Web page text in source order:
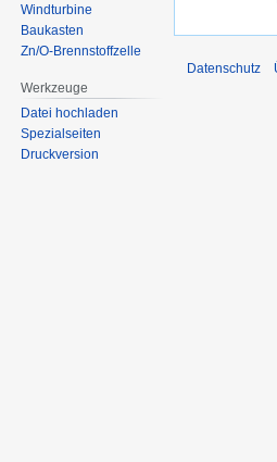
Windturbine
Baukasten
Zn/O-Brennstoffzelle
Werkzeuge
Datei hochladen
Spezialseiten
Druckversion
Datenschutz